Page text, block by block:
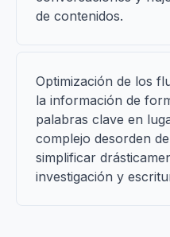
de contenidos.
Optimización de los
la información de
palabras clave en
complejo desorden
simplificar
investigación y